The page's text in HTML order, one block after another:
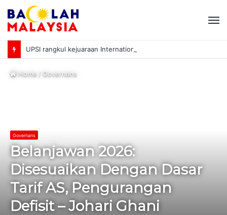
Home/Governans
Governans
Belanjawan 2026:
Disesuaikan Dengan Dasar
Tarif AS, Pengurangan
Defisit – Johari Ghani